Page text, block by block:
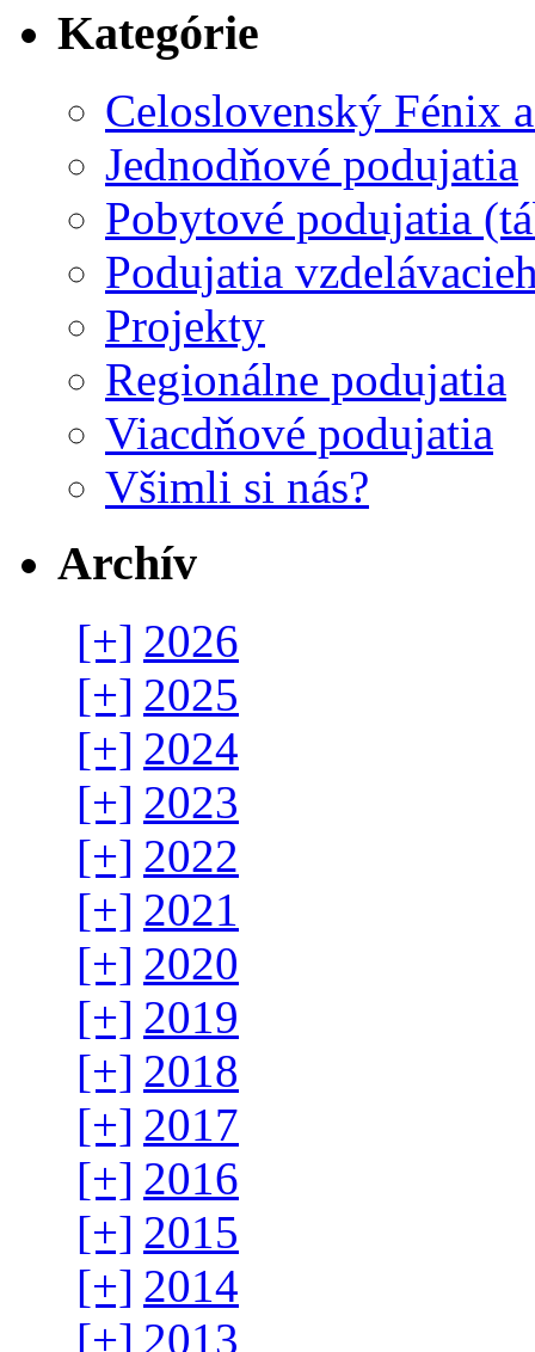
Kategórie
Celoslovenský Fénix
Jednodňové podujatia
Pobytové podujatia
Podujatia
Projekty
Regionálne podujatia
Viacdňové podujatia
Všimli si nás?
Archív
[+] 2026
[+] 2025
[+] 2024
[+] 2023
[+] 2022
[+] 2021
[+] 2020
[+] 2019
[+] 2018
[+] 2017
[+] 2016
[+] 2015
[+] 2014
[+] 2013